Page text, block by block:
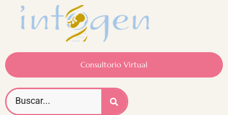
Consultorio Virtual